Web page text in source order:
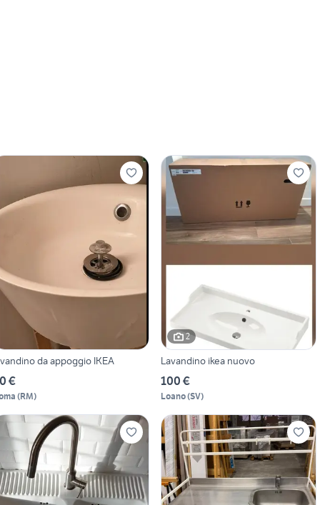
da appoggio IKEA
€
(RM)
2
Lavandino ikea nuovo
100 €
Loano(SV)